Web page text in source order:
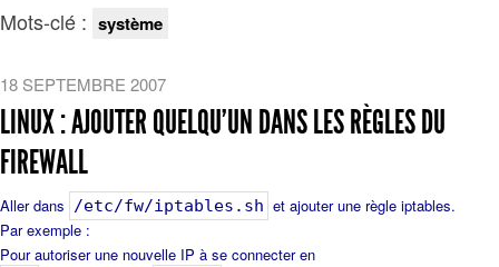
Mots-clé : système
18 SEPTEMBRE 2007
LINUX : AJOUTER QUELQU'UN DANS LES RÈGLES DU
FIREWALL
Aller dans /etc/fw/iptables.sh et ajouter une règle iptables.
Par exemple :
Pour autoriser une nouvelle IP à se connecter en